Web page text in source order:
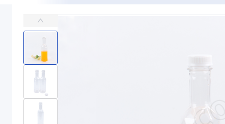
主要用于食品饮料、酒、酱油、矿泉水等透明或浅色液态饮料的包装
易食包（EPAK）专注于PET高透明饮品瓶38口径包装，提供详尽的规格
高透明、安全性高
应用场景：主要用于食品饮料、酒、酱油、矿泉水等透明或浅色液态饮料的
￥1.02
商品参数